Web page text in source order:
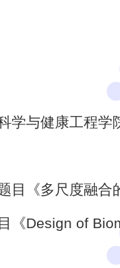
学与健康工程学
目《多尺度融
《Design of